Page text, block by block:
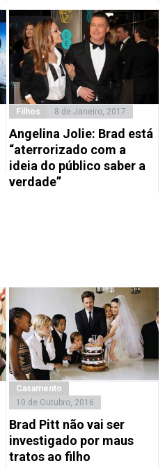
Filhos 8 de Janeiro, 2017
Angelina Jolie: Brad está
“aterrorizado com a
ideia do público saber a
verdade”
Casamento
10 de Outubro, 2016
Brad Pitt não vai ser
investigado por maus
tratos ao filho